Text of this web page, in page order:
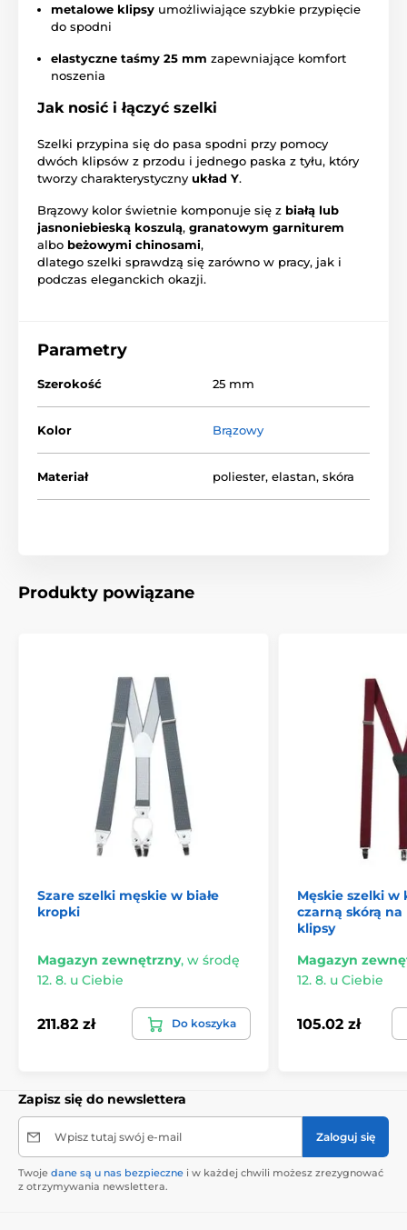
metalowe klipsy umożliwiające szybkie przypięcie
do spodni
elastyczne taśmy 25 mm zapewniające komfort
noszenia
Jak nosić i łączyć szelki
Szelki przypina się do pasa spodni przy pomocy
dwóch klipsów z przodu i jednego paska z tyłu, który
tworzy charakterystyczny układ Y.
Brązowy kolor świetnie komponuje się z białą lub
jasnoniebieską koszulą, granatowym garniturem
albo beżowymi chinosami,
dlatego szelki sprawdzą się zarówno w pracy, jak i
podczas eleganckich okazji.
Parametry
Szerokość 25 mm
Kolor Brązowy
Materiał poliester, elastan, skóra
Produkty powiązane
Szare szelki męskie w białe
kropki
Magazyn zewnętrzny, w środę
12. 8. u Ciebie
211.82 zł Do koszyka
Męskie szelki w
czarną skórą
klipsy
Magazyn
12. 8. u Ciebie
105.02 zł
Zapisz się do newslettera
Wpisz tutaj swój e-mail Zaloguj się
Twoje dane są u nas bezpieczne i w każdej chwili możesz zrezygnować
z otrzymywania newslettera.